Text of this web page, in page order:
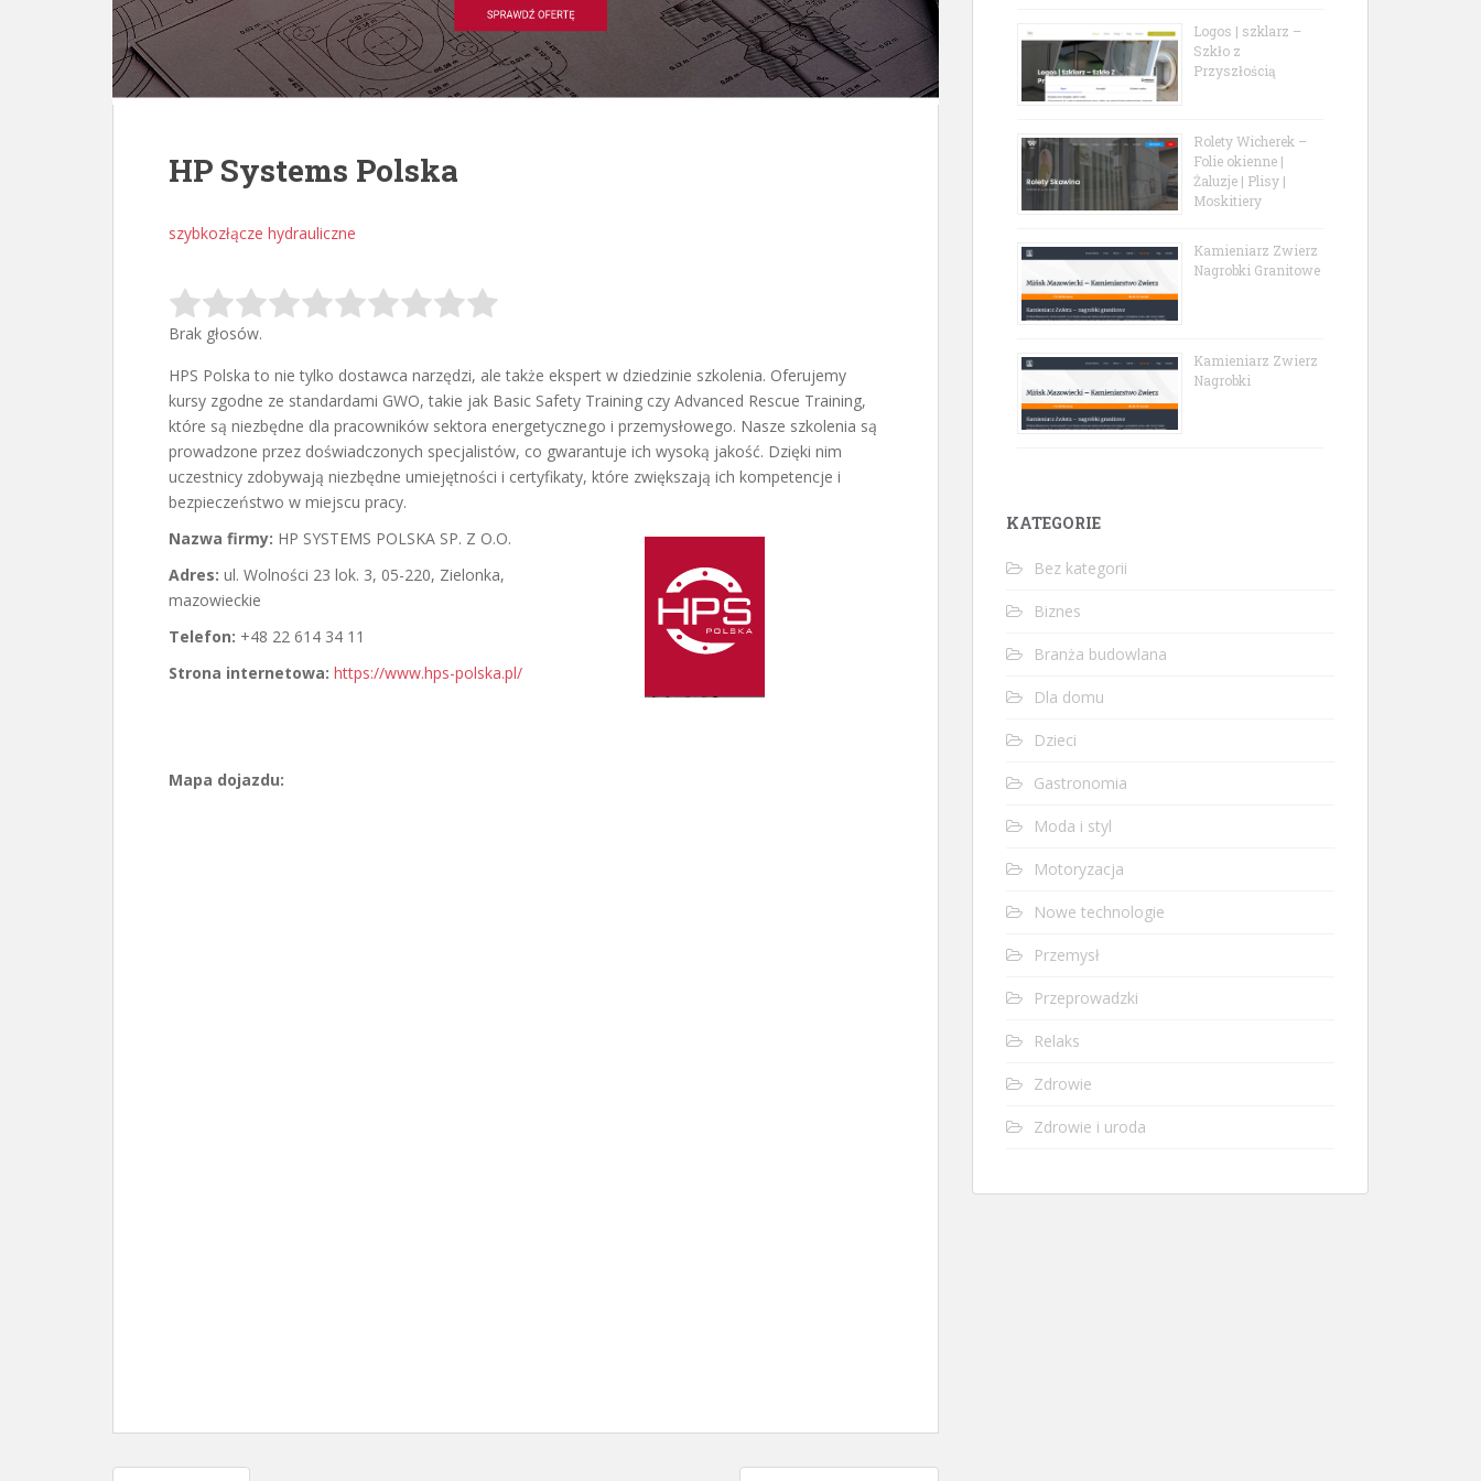
HP Systems Polska
szybkozłącze hydrauliczne
Brak głosów.
HPS Polska to nie tylko dostawca narzędzi, ale także ekspert w dziedzinie szkolenia. Oferujemy
kursy zgodne ze standardami GWO, takie jak Basic Safety Training czy Advanced Rescue Training,
które są niezbędne dla pracowników sektora energetycznego i przemysłowego. Nasze szkolenia są
prowadzone przez doświadczonych specjalistów, co gwarantuje ich wysoką jakość. Dzięki nim
uczestnicy zdobywają niezbędne umiejętności i certyfikaty, które zwiększają ich kompetencje i
bezpieczeństwo w miejscu pracy.
Nazwa firmy: HP SYSTEMS POLSKA SP. Z O.O.
Adres: ul. Wolności 23 lok. 3, 05-220, Zielonka,
mazowieckie
Telefon: +48 22 614 34 11
Strona internetowa: https://www.hps-polska.pl/
Mapa dojazdu:
Logos | szklarz –
Szkło z
Przyszłością
Rolety Wicherek –
Folie okienne |
Żaluzje | Plisy |
Moskitiery
Kamieniarz Zwierz
Nagrobki Granitowe
Kamieniarz Zwierz
Nagrobki
KATEGORIE
Bez kategorii
Biznes
Branża budowlana
Dla domu
Dzieci
Gastronomia
Moda i styl
Motoryzacja
Nowe technologie
Przemysł
Przeprowadzki
Relaks
Zdrowie
Zdrowie i uroda